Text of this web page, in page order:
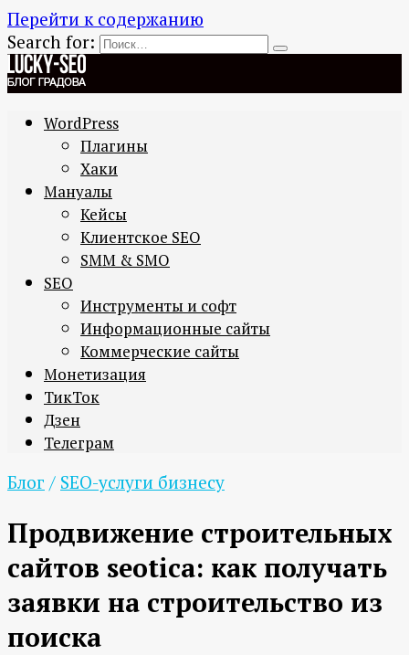
Перейти к содержанию
Search for:
WordPress
Плагины
Хаки
Мануалы
Кейсы
Клиентское SEO
SMM & SMO
SEO
Инструменты и софт
Информационные сайты
Коммерческие сайты
Монетизация
ТикТок
Дзен
Телеграм
Блог / SEO-услуги бизнесу
Продвижение строительных
сайтов seotica: как получать
заявки на строительство из
поиска